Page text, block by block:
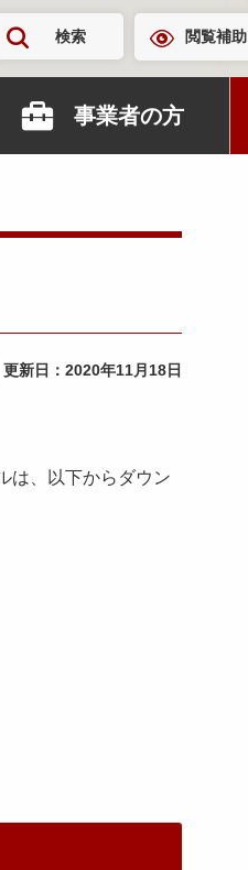
検索 閲覧補助
事業者の方
更新日： 2020年11月18日
は、以下からダウン